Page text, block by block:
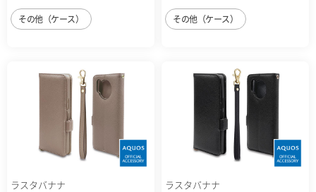
その他（ケース） その他（ケース）
ラスタバナナ
ラスタバナナ